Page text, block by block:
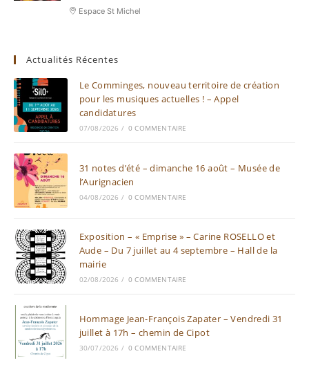
Espace St Michel
Actualités Récentes
Le Comminges, nouveau territoire de création
pour les musiques actuelles ! – Appel
candidatures
07/08/2026 / 0 COMMENTAIRE
31 notes d’été – dimanche 16 août – Musée de
l’Aurignacien
04/08/2026 / 0 COMMENTAIRE
Exposition – « Emprise » – Carine ROSELLO et
Aude – Du 7 juillet au 4 septembre – Hall de la
mairie
02/08/2026 / 0 COMMENTAIRE
Hommage Jean-François Zapater – Vendredi 31
juillet à 17h – chemin de Cipot
30/07/2026 / 0 COMMENTAIRE